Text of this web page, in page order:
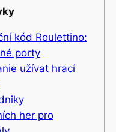
kód Roulettino:
porty
užívat hrací
her pro